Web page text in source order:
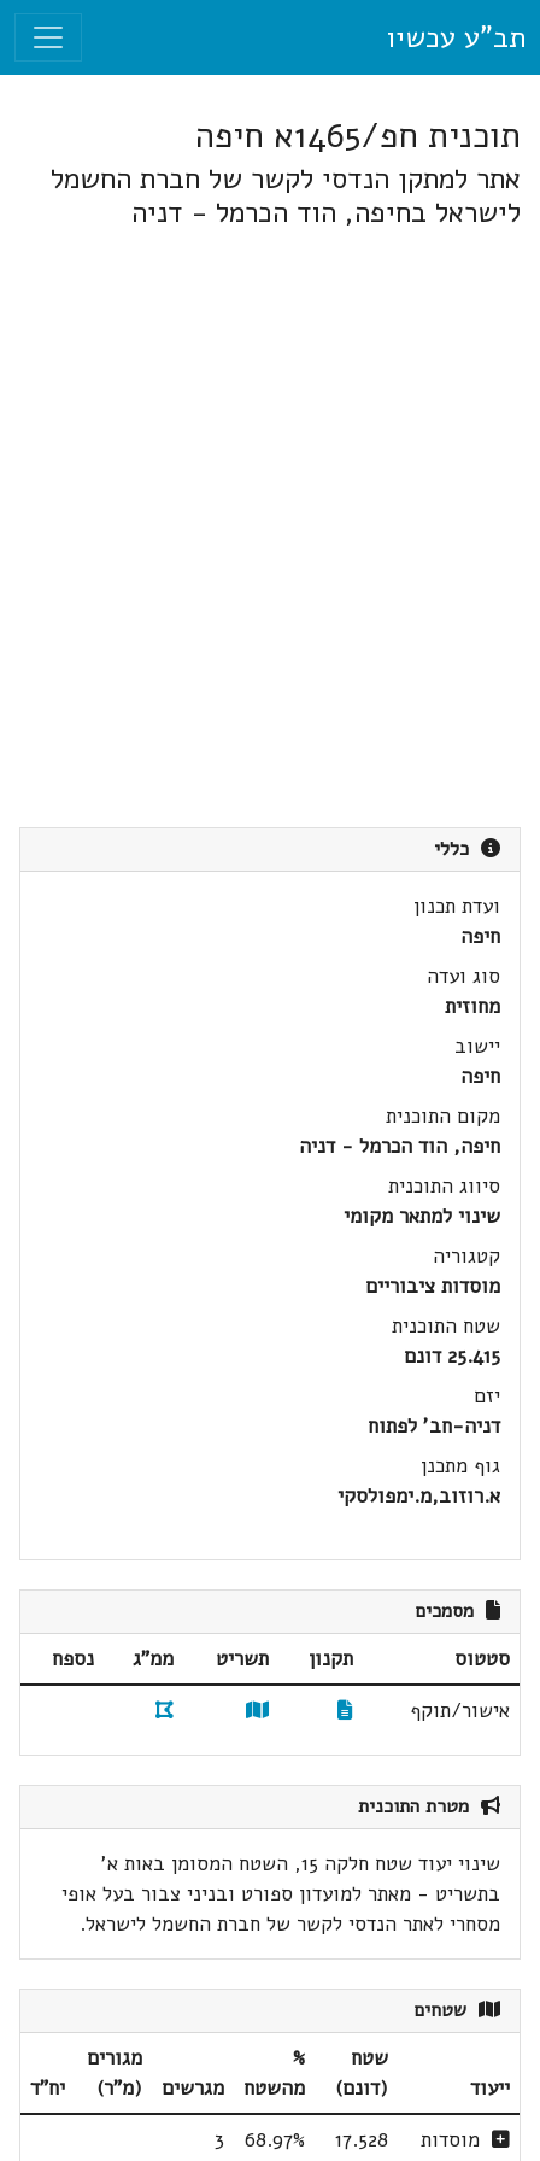
תב"ע עכשיו
תוכנית חפ/1465א חיפה
אתר למתקן הנדסי לקשר של חברת החשמל
לישראל בחיפה, הוד הכרמל - דניה
כללי
ועדת תכנון
חיפה
סוג ועדה
מחוזית
יישוב
חיפה
מקום התוכנית
חיפה, הוד הכרמל - דניה
סיווג התוכנית
שינוי למתאר מקומי
קטגוריה
מוסדות ציבוריים
שטח התוכנית
25.415 דונם
יזם
דניה-חב' לפתוח
גוף מתכנן
א.רוזוב,מ.ימפולסקי
מסמכים
סטטוס תקנון תשריט ממ"ג
נספח
אישור/תוקף
מטרת התוכנית
שינוי יעוד שטח חלקה 15, השטח המסומן באות א'
בתשריט - מאתר למועדון ספורט ובניני צבור בעל אופי
מסחרי לאתר הנדסי לקשר של חברת החשמל לישראל.
שטחים
ייעוד
שטח
(דונם)
%
מהשטח
מגרשים
מגורים
(מ"ר)
יח"ד
מוסדות
17.528
68.97%
3